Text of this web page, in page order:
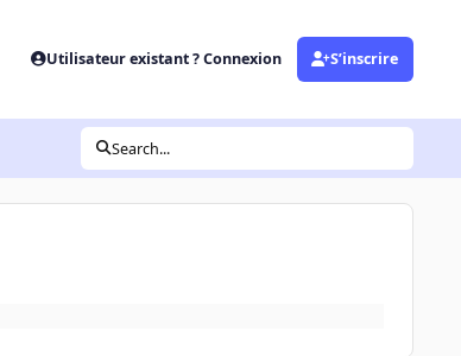
Utilisateur existant ? Connexion S’inscrire
Search...